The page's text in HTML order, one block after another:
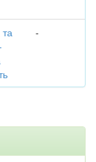
-